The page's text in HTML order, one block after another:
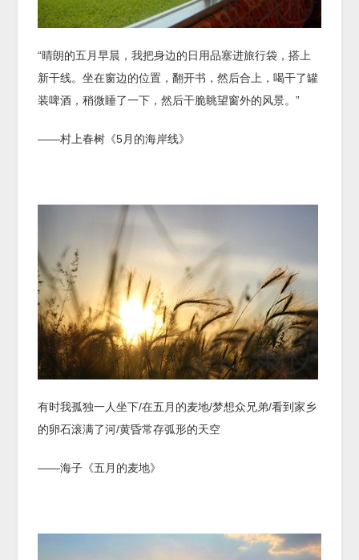
“晴朗的五月早晨，我把身边的日用品塞进旅行袋，搭上
新干线。坐在窗边的位置，翻开书，然后合上，喝干了罐
装啤酒，稍微睡了一下，然后干脆眺望窗外的风景。”
——村上春树《5月的海岸线》
有时我孤独一人坐下/在五月的麦地/梦想众兄弟/看到家乡
的卵石滚满了河/黄昏常存弧形的天空
——海子《五月的麦地》